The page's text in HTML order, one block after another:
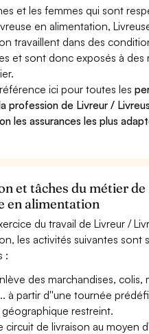
et les femmes qui sont
en alimentation,
travaillent dans des
et sont donc exposés à des
ici pour toutes les
profession de Livreur /
les assurances les plus
et tâches du métier
en alimentation
du travail de Livreur /
les activités suivantes sont
:
des marchandises, colis,
à partir d''une tournée
restreint.
circuit de livraison au moyen